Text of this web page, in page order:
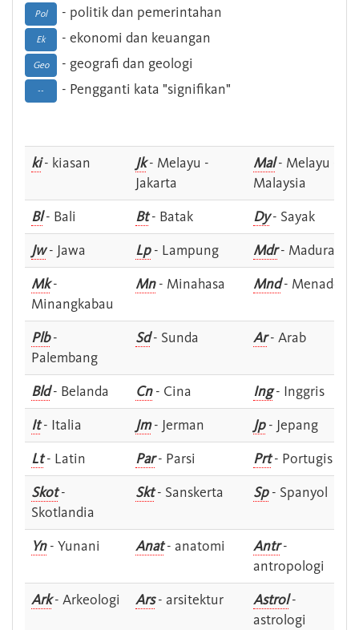
Pol - politik dan pemerintahan
Ek - ekonomi dan keuangan
Geo - geografi dan geologi
-- - Pengganti kata "signifikan"
ki- kiasan Jk- Melayu -
Jakarta
Mal- Melayu -
Malaysia
Bl- Bali Bt- Batak Dy- Sayak
Jw- Jawa Lp- Lampung Mdr- Madura
Mk-
Minangkabau
Mn- Minahasa Mnd- Menado
Plb-
Palembang
Sd- Sunda Ar- Arab
Bld- Belanda Cn- Cina Ing- Inggris
It- Italia Jm- Jerman Jp- Jepang
Lt- Latin Par- Parsi Prt- Portugis
Skot-
Skotlandia
Skt- Sanskerta Sp- Spanyol
Yn- Yunani Anat- anatomi Antr-
antropologi
Ark- Arkeologi Ars- arsitektur Astrol-
astrologi